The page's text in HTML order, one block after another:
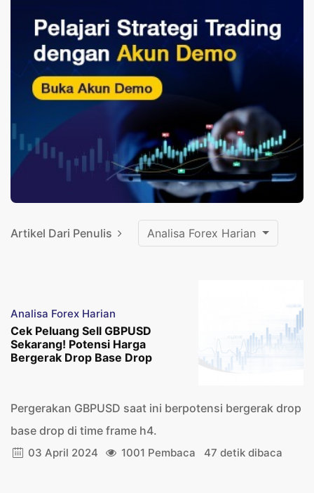
Artikel Dari Penulis Analisa Forex Harian
Analisa Forex Harian
Cek Peluang Sell GBPUSD
Sekarang! Potensi Harga
Bergerak Drop Base Drop
Pergerakan GBPUSD saat ini berpotensi bergerak drop
base drop di time frame h4.
03 April 2024 1001 Pembaca 47 detik dibaca